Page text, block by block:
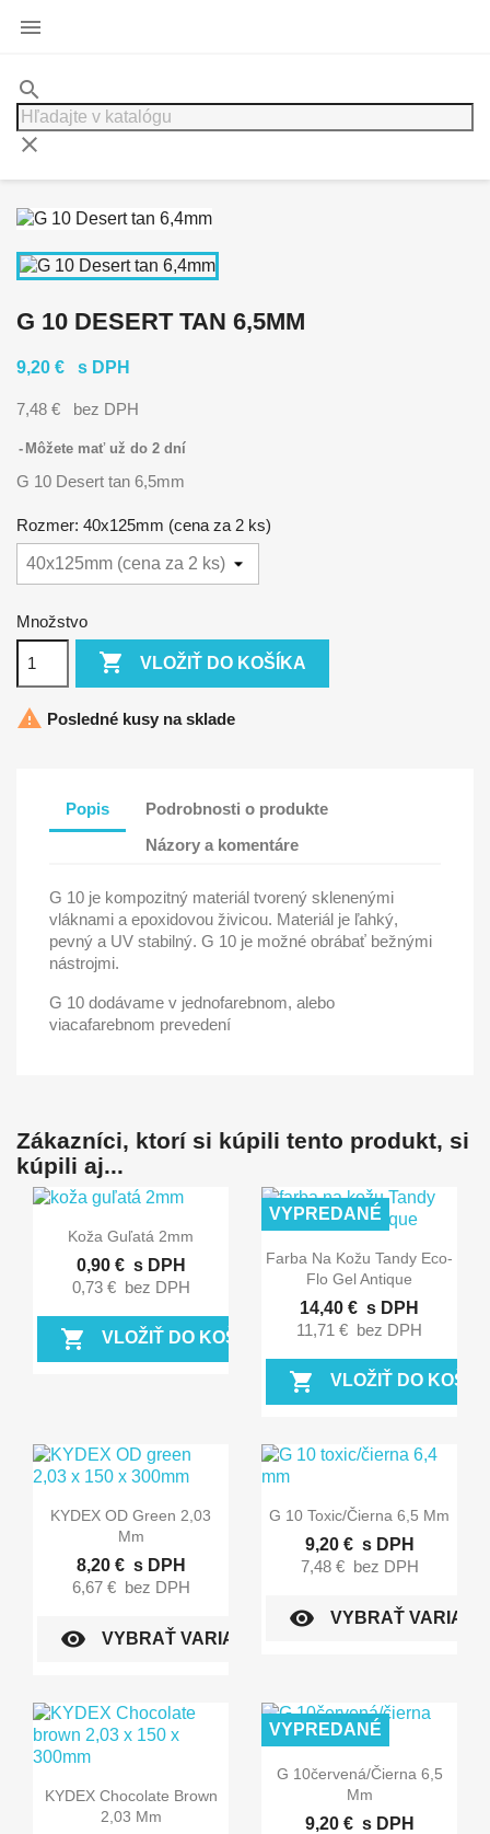

search
clear
G 10 DESERT TAN 6,5MM
9,20 € s DPH
7,48 € bez DPH
Môžete mať už do 2 dní
G 10 Desert tan 6,5mm
Rozmer: 40x125mm (cena za 2 ks)
Množstvo
 VLOŽIŤ DO KOŠÍKA
 Posledné kusy na sklade
Popis
Podrobnosti o produkte
Názory a komentáre
G 10 je kompozitný materiál tvorený sklenenými
vláknami a epoxidovou živicou. Materiál je ľahký,
pevný a UV stabilný. G 10 je možné obrábať bežnými
nástrojmi.
G 10 dodávame v jednofarebnom, alebo
viacafarebnom prevedení
Zákazníci, ktorí si kúpili tento produkt, si
kúpili aj...
Rýchly náhľad
Koža Guľatá 2mm
0,90 € s DPH
0,73 € bez DPH
shopping_cart VLOŽIŤ DO KOŠÍKA
Rýchly náhľad
Farba Na Kožu Tandy Eco-
Flo Gel Antique
14,40 € s DPH
11,71 € bez DPH
shopping_cart VLOŽIŤ DO
VYPREDANÉ
Rýchly náhľad
KYDEX OD Green 2,03
Mm
8,20 € s DPH
6,67 € bez DPH
visibility VYBRAŤ VARIANT
Rýchly náhľad
G 10 Toxic/čierna 6,5 Mm
9,20 € s DPH
7,48 € bez DPH
visibility VYBRAŤ VARIANT
Rýchly náhľad
KYDEX Chocolate Brown
2,03 Mm
Rýchly náhľad
G 10červená/čierna 6,5
Mm
9,20 € s DPH
VYPREDANÉ